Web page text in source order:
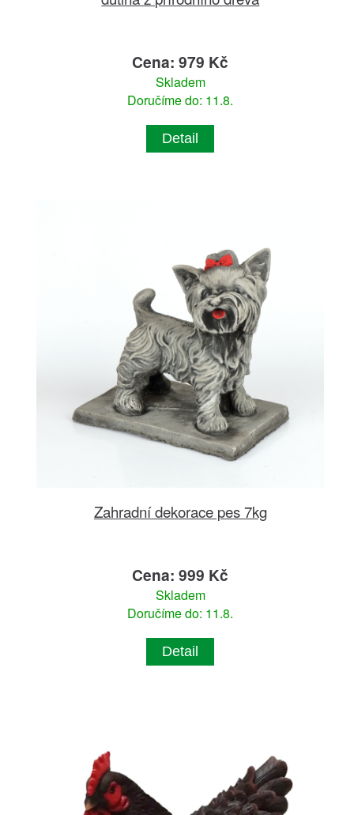
Cena: 979 Kč
Skladem
Doručíme do: 11.8.
Detail
Zahradní dekorace pes 7kg
Cena: 999 Kč
Skladem
Doručíme do: 11.8.
Detail